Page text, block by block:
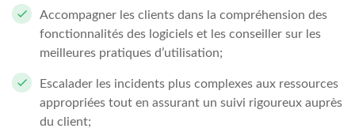
Accompagner les clients dans la compréhension des
fonctionnalités des logiciels et les conseiller sur les
meilleures pratiques d’utilisation;
Escalader les incidents plus complexes aux ressources
appropriées tout en assurant un suivi rigoureux auprès
du client;